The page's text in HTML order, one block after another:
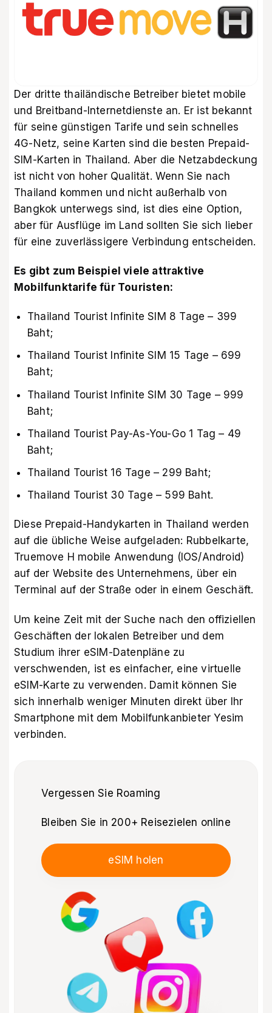
Der dritte thailändische Betreiber bietet mobile
und Breitband-Internetdienste an. Er ist bekannt
für seine günstigen Tarife und sein schnelles
4G-Netz, seine Karten sind die besten Prepaid-
SIM-Karten in Thailand. Aber die Netzabdeckung
ist nicht von hoher Qualität. Wenn Sie nach
Thailand kommen und nicht außerhalb von
Bangkok unterwegs sind, ist dies eine Option,
aber für Ausflüge im Land sollten Sie sich lieber
für eine zuverlässigere Verbindung entscheiden.
Es gibt zum Beispiel viele attraktive
Mobilfunktarife für Touristen:
Thailand Tourist Infinite SIM 8 Tage – 399
Baht;
Thailand Tourist Infinite SIM 15 Tage – 699
Baht;
Thailand Tourist Infinite SIM 30 Tage – 999
Baht;
Thailand Tourist Pay-As-You-Go 1 Tag – 49
Baht;
Thailand Tourist 16 Tage – 299 Baht;
Thailand Tourist 30 Tage – 599 Baht.
Diese Prepaid-Handykarten in Thailand werden
auf die übliche Weise aufgeladen: Rubbelkarte,
Truemove H mobile Anwendung (IOS/Android)
auf der Website des Unternehmens, über ein
Terminal auf der Straße oder in einem Geschäft.
Um keine Zeit mit der Suche nach den offiziellen
Geschäften der lokalen Betreiber und dem
Studium ihrer eSIM-Datenpläne zu
verschwenden, ist es einfacher, eine virtuelle
eSIM-Karte zu verwenden. Damit können Sie
sich innerhalb weniger Minuten direkt über Ihr
Smartphone mit dem Mobilfunkanbieter Yesim
verbinden.
Vergessen Sie Roaming
Bleiben Sie in 200+ Reisezielen online
eSIM holen